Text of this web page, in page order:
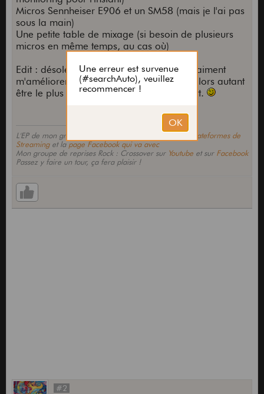
Micros Sennheiser E906 et un SM58 (mais je l'ai pas
sous la main)
Une petite table de mixage (si besoin de plusieurs
micros en même temps, au cas où)
Edit : désolé pour le pavé mais je veux vraiment
m'améliorer et ça va prendre du temps, alors autant
être le plus complet possible dès le départ.
L'EP de mon groupe de Rock : Kholaps sur toutes les
Plateformes de
Streaminget lapage Facebook qui va avec
Mon groupe de reprises Rock : Crossover sur Youtubeet sur Facebook
Passez y faire un tour, ça fera plaisir !
#2